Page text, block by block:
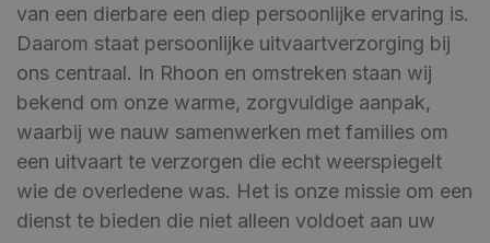
van een dierbare een diep persoonlijke ervaring is.
Daarom staat persoonlijke uitvaartverzorging bij
ons centraal. In Rhoon en omstreken staan wij
bekend om onze warme, zorgvuldige aanpak,
waarbij we nauw samenwerken met families om
een uitvaart te verzorgen die echt weerspiegelt
wie de overledene was. Het is onze missie om een
dienst te bieden die niet alleen voldoet aan uw